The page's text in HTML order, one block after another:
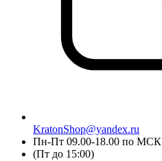
KratonShop@yandex.ru
Пн-Пт 09.00-18.00 по МСК
(Пт до 15:00)